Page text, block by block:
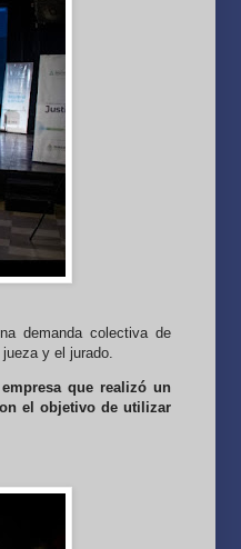
demanda colectiva de
y el jurado.
que realizó un
el objetivo de utilizar